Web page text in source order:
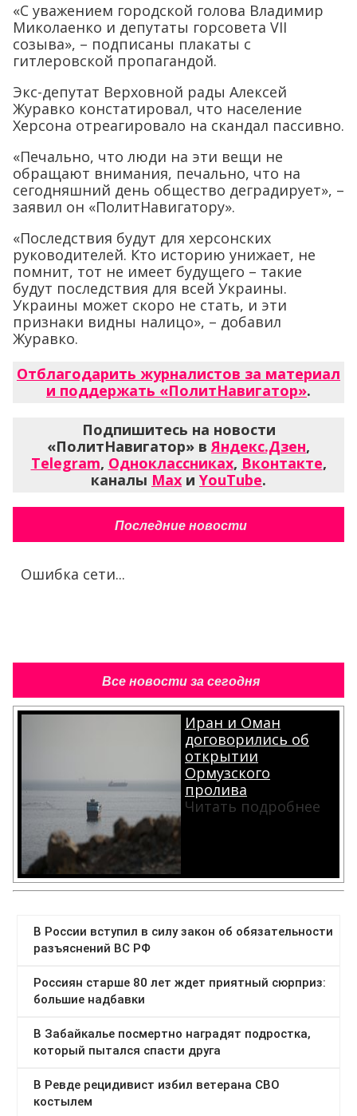
«С уважением городской голова Владимир
Миколаенко и депутаты горсовета VII
созыва», – подписаны плакаты с
гитлеровской пропагандой.
Экс-депутат Верховной рады Алексей
Журавко констатировал, что население
Херсона отреагировало на скандал пассивно.
«Печально, что люди на эти вещи не
обращают внимания, печально, что на
сегодняшний день общество деградирует», –
заявил он «ПолитНавигатору».
«Последствия будут для херсонских
руководителей. Кто историю унижает, не
помнит, тот не имеет будущего – такие
будут последствия для всей Украины.
Украины может скоро не стать, и эти
признаки видны налицо», – добавил
Журавко.
Отблагодарить журналистов за материал
и поддержать «ПолитНавигатор».
Подпишитесь на новости
«ПолитНавигатор» вЯндекс.Дзен,
Telegram, Одноклассниках, Вконтакте,
каналы Max и YouTube.
Последние новости
Ошибка сети...
Все новости за сегодня
Иран и Оман
договорились об
открытии
Ормузского
пролива
Читать подробнее